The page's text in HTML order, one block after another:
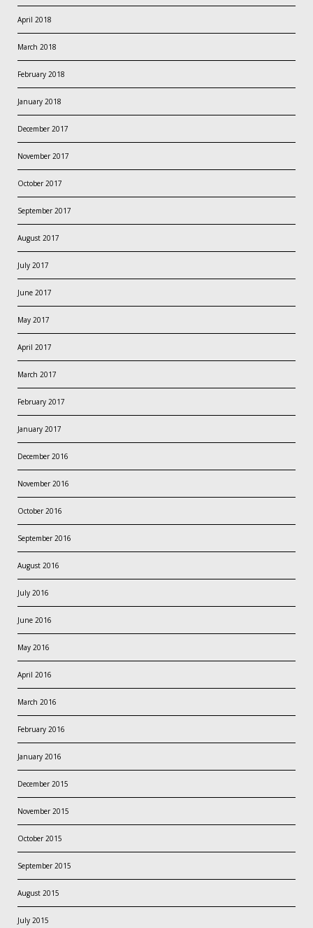
April 2018
March 2018
February 2018
January 2018
December 2017
November 2017
October 2017
September 2017
August 2017
July 2017
June 2017
May 2017
April 2017
March 2017
February 2017
January 2017
December 2016
November 2016
October 2016
September 2016
August 2016
July 2016
June 2016
May 2016
April 2016
March 2016
February 2016
January 2016
December 2015
November 2015
October 2015
September 2015
August 2015
July 2015